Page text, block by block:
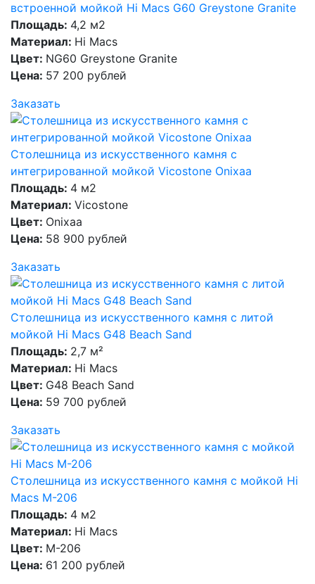
встроенной мойкой Hi Macs G60 Greystone Granite
Площадь: 4,2 м2
Материал: Hi Macs
Цвет: NG60 Greystone Granite
Цена: 57 200 рублей
Заказать
Столешница из искусственного камня с
интегрированной мойкой Vicostone Onixaa
Площадь: 4 м2
Материал: Vicostone
Цвет: Onixaa
Цена: 58 900 рублей
Заказать
Столешница из искусственного камня с литой
мойкой Hi Macs G48 Beach Sand
Площадь: 2,7 м²
Материал: Hi Macs
Цвет: G48 Beach Sand
Цена: 59 700 рублей
Заказать
Столешница из искусственного камня с мойкой Hi
Macs M-206
Площадь: 4 м2
Материал: Hi Macs
Цвет: M-206
Цена: 61 200 рублей